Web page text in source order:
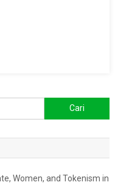
untuk:
Women, and Tokenism in